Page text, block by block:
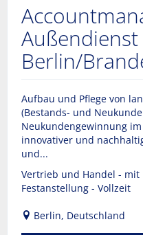
Außendienst
Berlin/
Aufbau und Pflege von
(Bestands- und
Neukundengewinnung
innovativer und
und...
Vertrieb und Handel -
Festanstellung - Vollzeit
Berlin, Deutschland